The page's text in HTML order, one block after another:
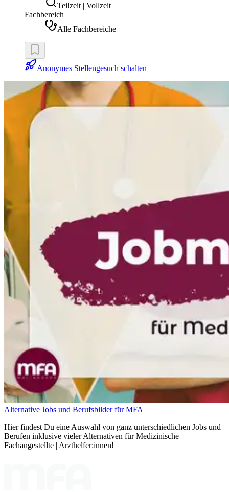
Teilzeit | Vollzeit
Fachbereich
Alle Fachbereiche
Anonymes Stellengesuch schalten
Alternative Jobs und Berufsbilder für MFA
Hier findest Du eine Auswahl von ganz unterschiedlichen Jobs und
Berufen inklusive vieler Alternativen für Medizinische
Fachangestellte | Arzthelfer:innen!